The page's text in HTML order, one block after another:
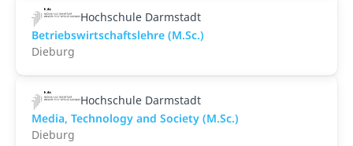
Hochschule Darmstadt
Betriebswirtschaftslehre (M.Sc.)
Dieburg
Hochschule Darmstadt
Media, Technology and Society (M.Sc.)
Dieburg